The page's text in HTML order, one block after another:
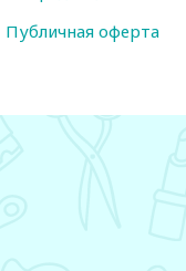
Публичная оферта